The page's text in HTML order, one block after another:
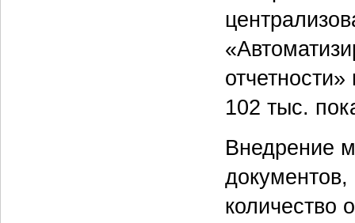
102 тыс.
Внедрение
количество